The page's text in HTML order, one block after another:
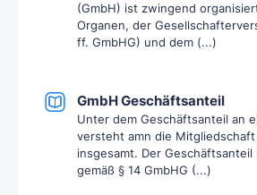
(GmbH) ist zwingend
Organen, der
ff. GmbHG) und dem (...)
GmbH Geschäftsanteil
Unter dem Geschäftsanteil an
versteht amn die Mitgliedschaft
insgesamt. Der Geschäftsanteil
gemäß § 14 GmbHG (...)